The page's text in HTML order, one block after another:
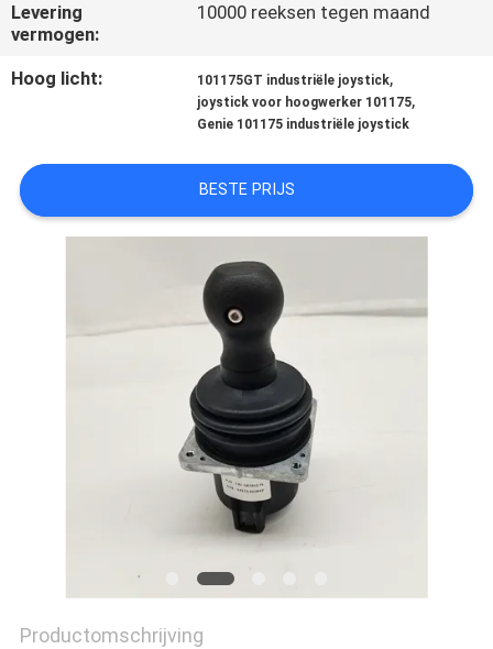
VERZOEK
OM
CITAAT
SITEMAP
Levering
vermogen:
10000 reeksen tegen maand
Hoog licht: 101175GT industriële joystick,
joystick voor hoogwerker 101175,
Genie 101175 industriële joystick
BESTE PRIJS
Productomschrijving